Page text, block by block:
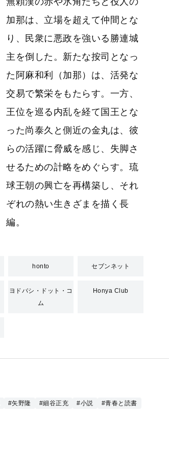
加那は、立場を超えて仲間とな
り、民衆に悪政を強いる勝連城
主を倒した。新たな按司となっ
た阿麻和利（加那）は、活発な
交易で繁栄をもたらす。一方、
王位を巡る内乱を経て国王とな
った尚泰久と側近の金丸は、彼
らの活躍に脅威を感じ、失脚さ
せるための計略をめぐらす。琉
球王朝の興亡を再構築し、それ
ぞれの熱い生きざまを描く長
編。
honto セブンネット
ヨドバシ・ドット・コ
ム
Honya Club
#矢野隆 #細谷正充 #小説 #青春と読書